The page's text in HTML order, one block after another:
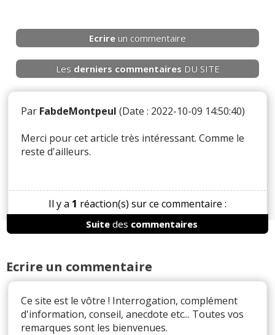
Ecrire un commentaire
Les derniers commentaires DU SITE
Par FabdeMontpeul (Date : 2022-10-09 14:50:40)
Merci pour cet article très intéressant. Comme le
reste d'ailleurs.
Il y a 1 réaction(s) sur ce commentaire :
(2022-10-13 10:31:01) : Merci ;-)
(Votre post sera visible sous le commentaire)
Suitedes commentaires
Ecrire un commentaire
Ce site est le vôtre ! Interrogation, complément
d'information, conseil, anecdote etc... Toutes vos
remarques sont les bienvenues.